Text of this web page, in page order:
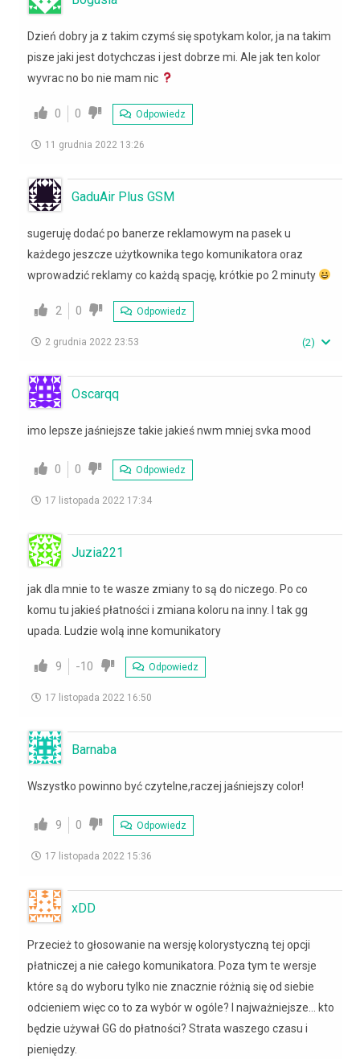
Dzień dobry ja z takim czymś się spotykam kolor, ja na takim
pisze jaki jest dotychczas i jest dobrze mi. Ale jak ten kolor
wyvrac no bo nie mam nic
0 0 Odpowiedz
11 grudnia 2022 13:26
GaduAir Plus GSM
sugeruję dodać po banerze reklamowym na pasek u
każdego jeszcze użytkownika tego komunikatora oraz
wprowadzić reklamy co każdą spację, krótkie po 2 minuty
2 0 Odpowiedz
2 grudnia 2022 23:53 (2)
Oscarqq
imo lepsze jaśniejsze takie jakieś nwm mniej svka mood
0 0 Odpowiedz
17 listopada 2022 17:34
Juzia221
jak dla mnie to te wasze zmiany to są do niczego. Po co
komu tu jakieś płatności i zmiana koloru na inny. I tak gg
upada. Ludzie wolą inne komunikatory
9 -10 Odpowiedz
17 listopada 2022 16:50
Barnaba
Wszystko powinno być czytelne,raczej jaśniejszy color!
9 0 Odpowiedz
17 listopada 2022 15:36
xDD
Przecież to głosowanie na wersję kolorystyczną tej opcji
płatniczej a nie całego komunikatora. Poza tym te wersje
które są do wyboru tylko nie znacznie różnią się od siebie
odcieniem więc co to za wybór w ogóle? I najważniejsze… kto
będzie używał GG do płatności? Strata waszego czasu i
pieniędzy.